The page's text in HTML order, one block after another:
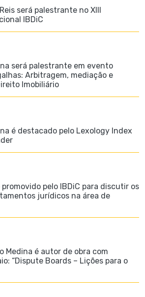
será palestrante no XIII
IBDiC
será palestrante em evento
Arbitragem, mediação e
Imobiliário
é destacado pelo Lexology Index
pelo IBDiC para discutir os
jurídicos na área de
Medina é autor de obra com
“Dispute Boards – Lições para o